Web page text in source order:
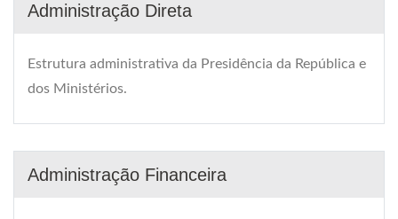
Administração Direta
Estrutura administrativa da Presidência da República e
dos Ministérios.
Administração Financeira